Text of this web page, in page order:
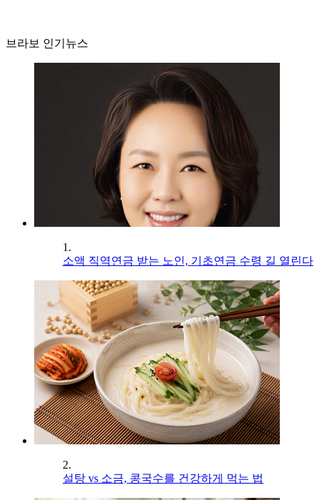
브라보 인기뉴스
1.
소액 직역연금 받는 노인, 기초연금 수령 길 열린다
2.
설탕 vs 소금, 콩국수를 건강하게 먹는 법